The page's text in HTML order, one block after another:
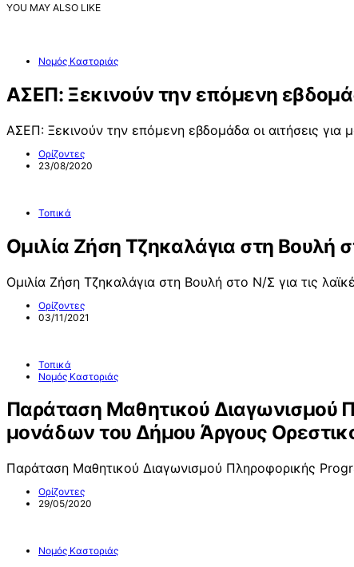
YOU MAY ALSO LIKE
Νομός Καστοριάς
ΑΣΕΠ: Ξεκινούν την επόμενη
ΑΣΕΠ: Ξεκινούν την επόμενη εβδομάδα οι αιτήσεις για
Ορίζοντες
23/08/2020
Τοπικά
Ομιλία Ζήση Τζηκαλάγια στη Βουλή
Ομιλία Ζήση Τζηκαλάγια στη Βουλή στο Ν/Σ για τις
Ορίζοντες
03/11/2021
Τοπικά
Νομός Καστοριάς
Παράταση Μαθητικού Διαγωνισμού
μονάδων του Δήμου Άργους
Παράταση Μαθητικού Διαγωνισμού Πληροφορικής
Ορίζοντες
29/05/2020
Νομός Καστοριάς